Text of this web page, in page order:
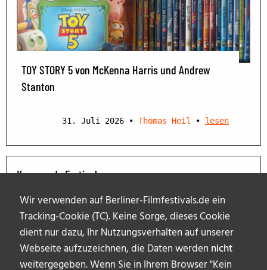
Wir verwenden auf Berliner-Filmfestivals.de ein
Tracking-Cookie (TC). Keine Sorge, dieses Cookie
dient nur dazu, Ihr Nutzungsverhalten auf unserer
Webseite aufzuzeichnen, die Daten werden nicht
weitergegeben. Wenn Sie in Ihrem Browser "Kein
TOY STORY 5 von McKenna Harris und Andrew
Stanton
31. Juli 2026 • Thomas Heil • lesen
Kommende Festivals